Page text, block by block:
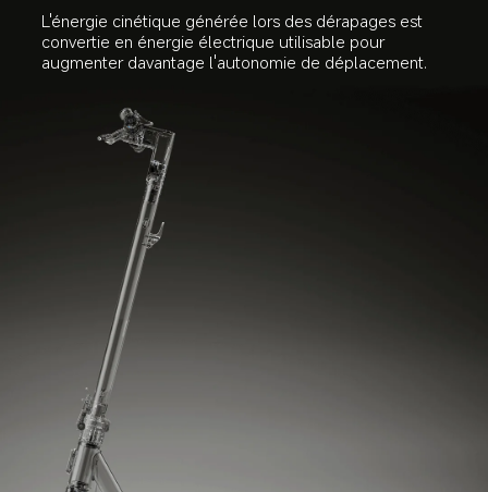
L'énergie cinétique générée lors des dérapages est
convertie en énergie électrique utilisable pour
augmenter davantage l'autonomie de déplacement.